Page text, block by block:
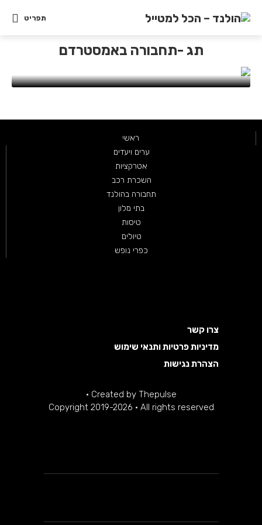
תפריט
תג -תחבורה באמסטרדם
תחבורה בהולנד
השוואת מחירים, הזמנה מראש וטיפים
ראשי
ערים ויעדים
אטרקציות
השכרת רכב
תחבורה בהולנד
בתי מלון
טיסות
טיולים
כפרי נופש
צרו קשר
מדיניות פרטיות ותנאי שימוש
הצהרת נגישות
Created by Thepulse
·
Copyright 2019-2026 · All rights reserved